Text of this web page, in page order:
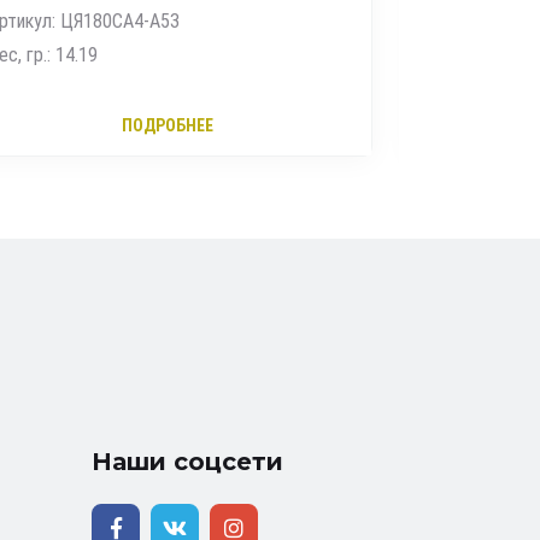
К1-2561
гр.: 1.5
ПОДРОБНЕЕ
Наши соцсети